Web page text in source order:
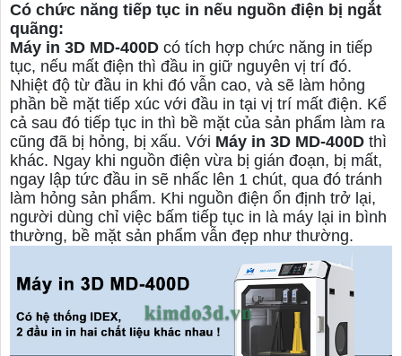
Có chức năng tiếp tục in nếu nguồn điện bị ngắt
quãng:
Máy in 3D MD-400D có tích hợp chức năng in tiếp
tục, nếu mất điện thì đầu in giữ nguyên vị trí đó.
Nhiệt độ từ đầu in khi đó vẫn cao, và sẽ làm hỏng
phần bề mặt tiếp xúc với đầu in tại vị trí mất điện. Kể
cả sau đó tiếp tục in thì bề mặt của sản phẩm làm ra
cũng đã bị hỏng, bị xấu. Với Máy in 3D MD-400D thì
khác. Ngay khi nguồn điện vừa bị gián đoạn, bị mất,
ngay lập tức đầu in sẽ nhấc lên 1 chút, qua đó tránh
làm hỏng sản phẩm. Khi nguồn điện ổn định trở lại,
người dùng chỉ việc bấm tiếp tục in là máy lại in bình
thường, bề mặt sản phẩm vẫn đẹp như thường.